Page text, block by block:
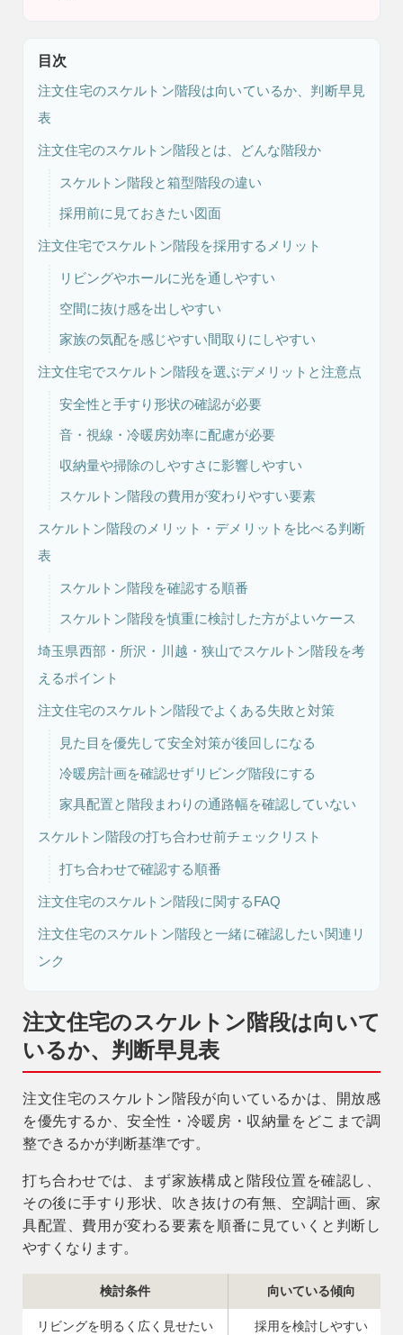
目次
注文住宅のスケルトン階段は向いているか、判断早見
表
注文住宅のスケルトン階段とは、どんな階段か
スケルトン階段と箱型階段の違い
採用前に見ておきたい図面
注文住宅でスケルトン階段を採用するメリット
リビングやホールに光を通しやすい
空間に抜け感を出しやすい
家族の気配を感じやすい間取りにしやすい
注文住宅でスケルトン階段を選ぶデメリットと注意点
安全性と手すり形状の確認が必要
音・視線・冷暖房効率に配慮が必要
収納量や掃除のしやすさに影響しやすい
スケルトン階段の費用が変わりやすい要素
スケルトン階段のメリット・デメリットを比べる判断
表
スケルトン階段を確認する順番
スケルトン階段を慎重に検討した方がよいケース
埼玉県西部・所沢・川越・狭山でスケルトン階段を考
えるポイント
注文住宅のスケルトン階段でよくある失敗と対策
見た目を優先して安全対策が後回しになる
冷暖房計画を確認せずリビング階段にする
家具配置と階段まわりの通路幅を確認していない
スケルトン階段の打ち合わせ前チェックリスト
打ち合わせで確認する順番
注文住宅のスケルトン階段に関するFAQ
注文住宅のスケルトン階段と一緒に確認したい関連リ
ンク
注文住宅のスケルトン階段は向いて
いるか、判断早見表
注文住宅のスケルトン階段が向いているかは、開放感
を優先するか、安全性・冷暖房・収納量をどこまで調
整できるかが判断基準です。
打ち合わせでは、まず家族構成と階段位置を確認し、
その後に手すり形状、吹き抜けの有無、空調計画、家
具配置、費用が変わる要素を順番に見ていくと判断し
やすくなります。
検討条件 向いている傾向
リビングを明るく広く見せたい 採用を検討しやすい
注文住宅
アフターメンテナンス
ブログ・コラム スタッフ紹介
注文住宅
リフォーム・
リノベーション